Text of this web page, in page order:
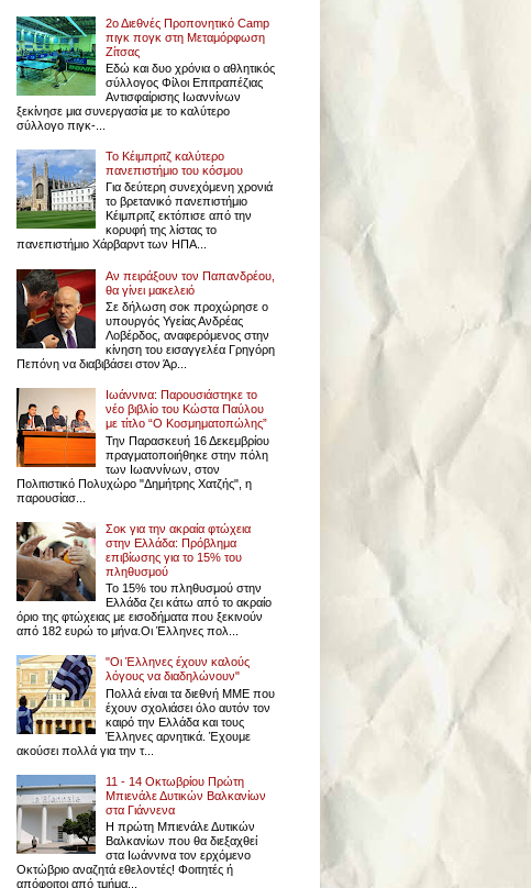
2ο Διεθνές Προπονητικό Camp
πιγκ πογκ στη Μεταμόρφωση
Ζίτσας
Εδώ και δυο χρόνια ο αθλητικός
σύλλογος Φίλοι Επιτραπέζιας
Αντισφαίρισης Ιωαννίνων
ξεκίνησε μια συνεργασία με το καλύτερο
σύλλογο πιγκ-...
Το Κέιμπριτζ καλύτερο
πανεπιστήμιο του κόσμου
Για δεύτερη συνεχόμενη χρονιά
το βρετανικό πανεπιστήμιο
Κέιμπριτζ εκτόπισε από την
κορυφή της λίστας το
πανεπιστήμιο Χάρβαρντ των ΗΠΑ...
Αν πειράξουν τον Παπανδρέου,
θα γίνει μακελειό
Σε δήλωση σοκ προχώρησε ο
υπουργός Υγείας Ανδρέας
Λοβέρδος, αναφερόμενος στην
κίνηση του εισαγγελέα Γρηγόρη
Πεπόνη να διαβιβάσει στον Άρ...
Ιωάννινα: Παρουσιάστηκε το
νέο βιβλίο του Κώστα Παύλου
με τίτλο “Ο Κοσμηματοπώλης”
Την Παρασκευή 16 Δεκεμβρίου
πραγματοποιήθηκε στην πόλη
των Ιωαννίνων, στον
Πολιτιστικό Πολυχώρο "Δημήτρης Χατζής", η
παρουσίασ...
Σοκ για την ακραία φτώχεια
στην Ελλάδα: Πρόβλημα
επιβίωσης για το 15% του
πληθυσμού
Το 15% του πληθυσμού στην
Ελλάδα ζει κάτω από το ακραίο
όριο της φτώχειας με εισοδήματα που ξεκινούν
από 182 ευρώ το μήνα.Οι Έλληνες πολ...
"Οι Έλληνες έχουν καλούς
λόγους να διαδηλώνουν"
Πολλά είναι τα διεθνή ΜΜΕ που
έχουν σχολιάσει όλο αυτόν τον
καιρό την Ελλάδα και τους
Έλληνες αρνητικά. Έχουμε
ακούσει πολλά για την τ...
11 - 14 Οκτωβρίου Πρώτη
Μπιενάλε Δυτικών Βαλκανίων
στα Γιάννενα
Η πρώτη Μπιενάλε Δυτικών
Βαλκανίων που θα διεξαχθεί
στα Ιωάννινα τον ερχόμενο
Οκτώβριο αναζητά εθελοντές! Φοιτητές ή
απόφοιτοι από τμήμα...